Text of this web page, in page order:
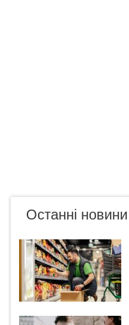
Останні новини